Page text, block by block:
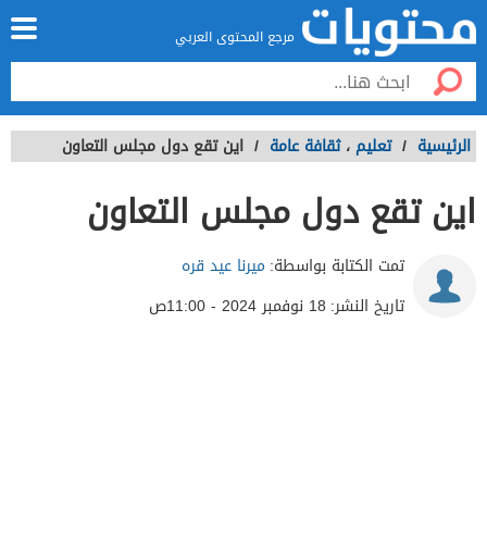
مرجع المحتوى العربي
الرئيسية / تعليم ، ثقافة عامة / اين تقع دول مجلس التعاون
اين تقع دول مجلس التعاون
تمت الكتابة بواسطة: ميرنا عيد قره
تاريخ النشر: 18 نوفمبر 2024 - 11:00ص